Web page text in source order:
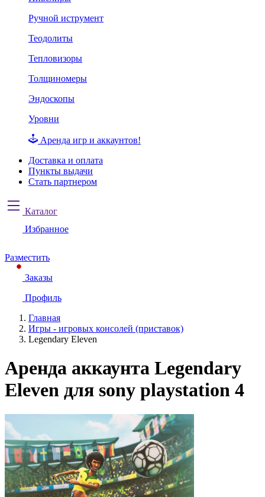
Ручной иструмент
Теодолиты
Тепловизоры
Толщиномеры
Эндоскопы
Уровни
Аренда игр и аккаунтов!
Доставка и оплата
Пункты выдачи
Стать партнером
Каталог
Избранное
Разместить
Заказы
Профиль
Главная
Игры - игровых консолей (приставок)
Legendary Eleven
Аренда аккаунта Legendary
Eleven для sony playstation 4